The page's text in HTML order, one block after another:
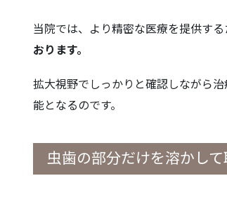
当院では、より精密な医療を提供する
おります。
拡大視野でしっかりと確認しながら
能となるのです。
虫歯の部分だけを溶かし